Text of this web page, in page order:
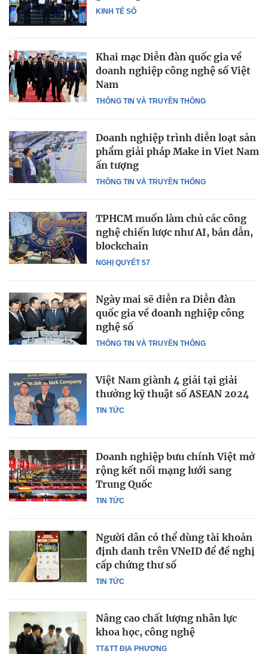
KINH TẾ SỐ
THÔNG TIN VÀ TRUYỀN THÔNG
Khai mạc Diễn đàn quốc gia về
doanh nghiệp công nghệ số Việt
Nam
THÔNG TIN VÀ TRUYỀN THÔNG
Doanh nghiệp trình diễn loạt sản
phẩm giải pháp Make in Viet Nam
ấn tượng
NGHỊ QUYẾT 57
TPHCM muốn làm chủ các công
nghệ chiến lược như AI, bán dẫn,
blockchain
THÔNG TIN VÀ TRUYỀN THÔNG
Ngày mai sẽ diễn ra Diễn đàn
quốc gia về doanh nghiệp công
nghệ số
TIN TỨC
Việt Nam giành 4 giải tại giải
thưởng kỹ thuật số ASEAN 2024
TIN TỨC
Doanh nghiệp bưu chính Việt mở
rộng kết nối mạng lưới sang
Trung Quốc
TIN TỨC
Người dân có thể dùng tài khoản
định danh trên VNeID để đề nghị
cấp chứng thư số
TT&TT ĐỊA PHƯƠNG
Nâng cao chất lượng nhân lực
khoa học, công nghệ